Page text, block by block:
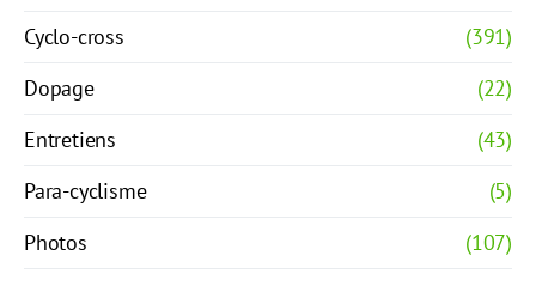
Cyclo-cross
(391)
Dopage
(22)
Entretiens
(43)
Para-cyclisme
(5)
Photos
(107)